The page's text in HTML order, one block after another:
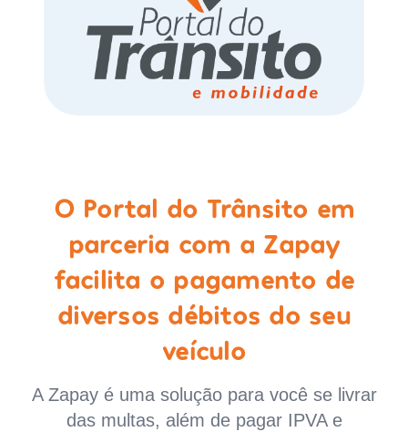
O Portal do Trânsito em
parceria com a Zapay
facilita o pagamento de
diversos débitos do seu
veículo
A Zapay é uma solução para você se livrar
das multas, além de pagar IPVA e